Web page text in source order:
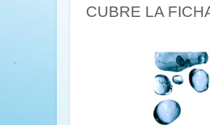
CUBRE LA